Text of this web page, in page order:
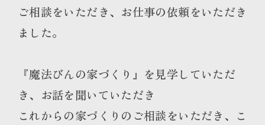
ご相談をいただき、お仕事の依頼をいただき
ました。
『魔法びんの家づくり』を見学していただ
き、お話を聞いていただき
これからの家づくりのご相談をいただき、こ